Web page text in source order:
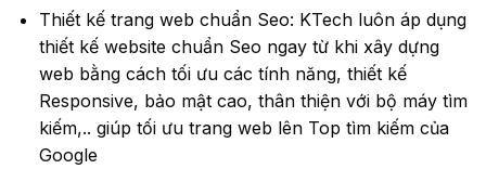
Thiết kế trang web chuẩn Seo: KTech luôn áp dụng
thiết kế website chuẩn Seo ngay từ khi xây dựng
web bằng cách tối ưu các tính năng, thiết kế
Responsive, bảo mật cao, thân thiện với bộ máy tìm
kiếm,.. giúp tối ưu trang web lên Top tìm kiếm của
Google